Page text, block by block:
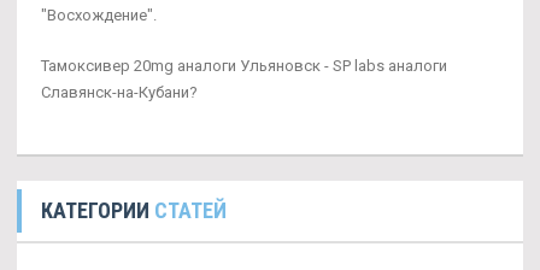
"Восхождение".
Тамоксивер 20mg аналоги Ульяновск - SP labs аналоги
Славянск-на-Кубани?
КАТЕГОРИИ СТАТЕЙ